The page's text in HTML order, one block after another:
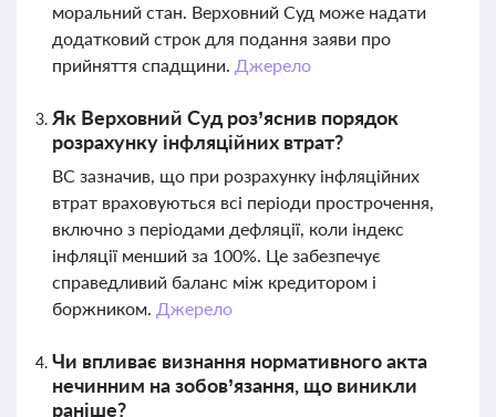
моральний стан. Верховний Суд може надати
додатковий строк для подання заяви про
прийняття спадщини. Джерело
Як Верховний Суд роз’яснив порядок
розрахунку інфляційних втрат?
ВС зазначив, що при розрахунку інфляційних
втрат враховуються всі періоди прострочення,
включно з періодами дефляції, коли індекс
інфляції менший за 100%. Це забезпечує
справедливий баланс між кредитором і
боржником. Джерело
Чи впливає визнання нормативного акта
нечинним на зобов’язання, що виникли
раніше?